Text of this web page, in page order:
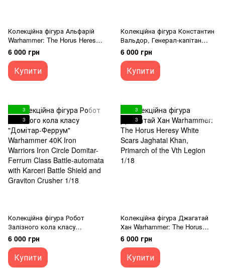
Колекційна фігура Альфарій
Warhammer: The Horus Heresy
Alpha Legion Alpharius,
Primarch of the XXth Legion
1/18
6 000 грн
Купити
Колекційна фігура Константин
Вальдор, Генерал-капітан
Легіо Кустодес Warhammer:
The Horus Heresy Legio
Custodes Constantin Valdor,
Captain-General of the Legio
6 000 грн
Купити
3
3
Колекційна фігура Робот
Залізного кола класу
"Домітар-Феррум" Warhammer
40K Iron Warriors Iron Circle
Domitar-Ferrum Class Battle-
automata with Karceri Battle
6 000 грн
Купити
3
3
Колекційна фігура Джагатай
Хан Warhammer: The Horus
Heresy White Scars Jaghatai
Khan, Primarch of the Vth
Legion 1/18
6 000 грн
Купити